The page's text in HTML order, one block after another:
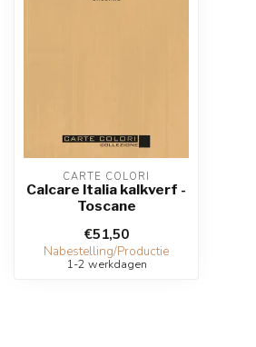
CARTE COLORI
Calcare Italia kalkverf -
Toscane
€51,50
Nabestelling/Productie
1-2 werkdagen